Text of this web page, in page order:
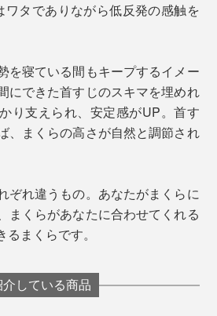
ワタでありながら低反発の感触を
を寝ている間もキープするイメー
にできた首すじのスキマを埋めれ
り支えられ、安定感がUP。首す
、まくらの高さが自然と調節され
ぞれ違うもの。あなたがまくらに
まくらがあなたに合わせてくれる
まくらです。
している商品